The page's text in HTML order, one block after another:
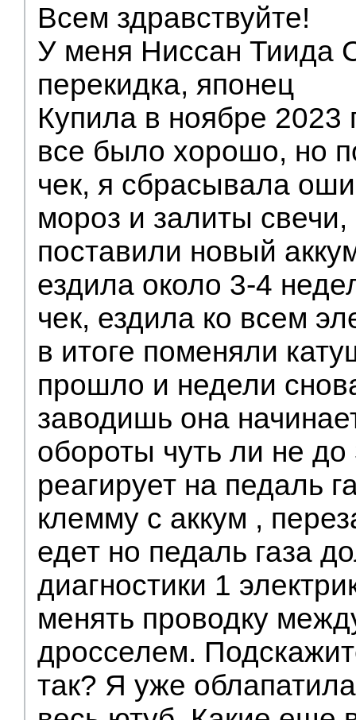
Всем здравствуйте!
У меня Ниссан Тиида
перекидка, японец
Купила в ноябре 2023
все было хорошо, но
чек, я сбрасывала
мороз и залиты
поставили новый
ездила около 3-4
чек, ездила ко всем
в итоге поменяли
прошло и недели
заводишь она
обороты чуть ли не
реагирует на педаль
клемму с аккум ,
едет но педаль газа
диагностики 1
менять проводку
дросселем.
так? Я уже